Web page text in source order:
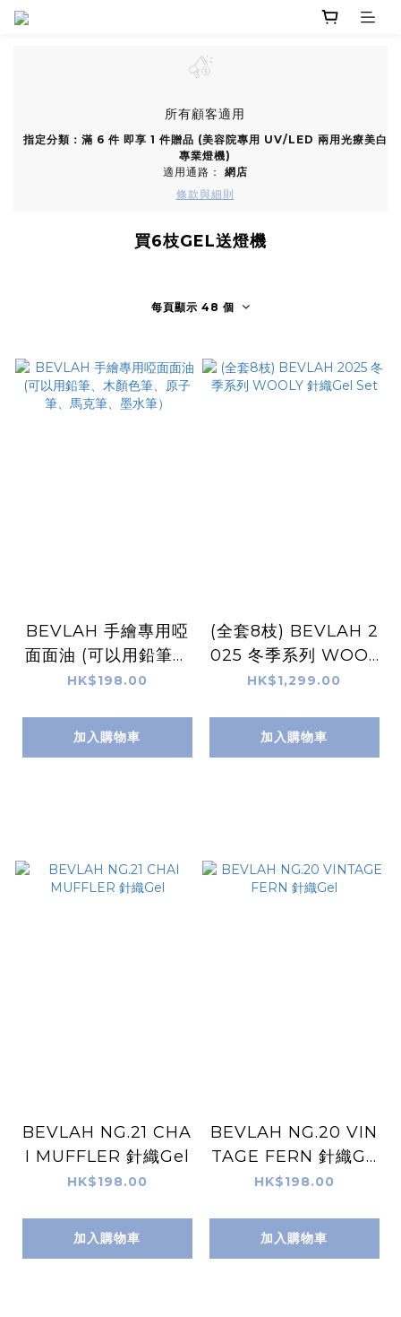
所有顧客適用
指定分類：滿 6 件 即享 1 件贈品 (美容院專用 UV/LED 兩用光療美白
專業燈機)
適用通路： 網店
條款與細則
買6枝GEL送燈機
每頁顯示 48 個
BEVLAH 手繪專用啞
面面油 (可以用鉛筆、
木顏色筆、原子筆、馬
HK$198.00
加入購物車
(全套8枝) BEVLAH 2
025 冬季系列 WOOL
Y 針織Gel Set
HK$1,299.00
加入購物車
BEVLAH NG.21 CHA
I MUFFLER 針織Gel
HK$198.00
加入購物車
BEVLAH NG.20 VIN
TAGE FERN 針織Ge
l
HK$198.00
加入購物車